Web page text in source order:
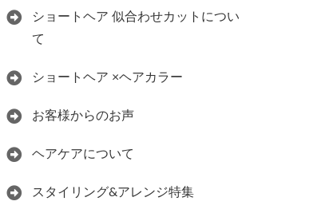
ショートヘア 似合わせカットについ
て
ショートヘア ×ヘアカラー
お客様からのお声
ヘアケアについて
スタイリング&アレンジ特集